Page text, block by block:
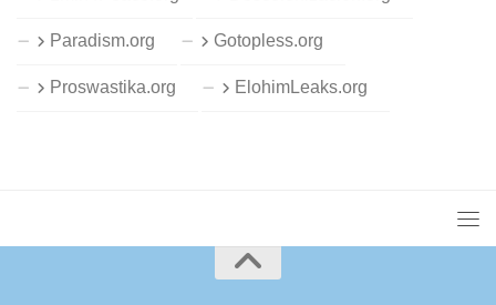
Paradism.org Gotopless.org
Proswastika.org ElohimLeaks.org